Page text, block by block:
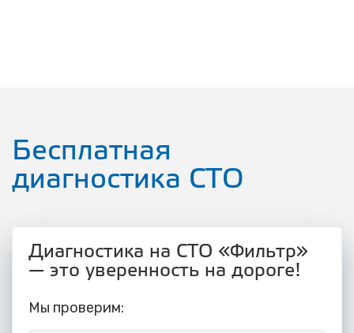
Бесплатная
диагностика СТО
Диагностика на СТО «Фильтр»
— это уверенность на дороге!
Мы проверим: